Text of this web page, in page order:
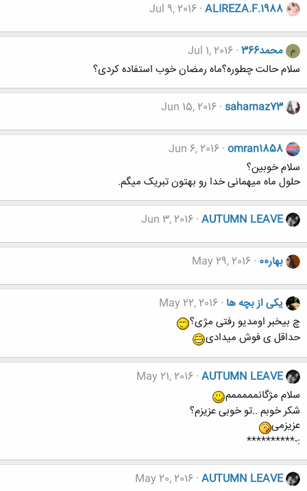
ALIREZA.F.1988
Jul 9, 2016
م محمد366
Jul 1, 2016
سلام حالت چطوره؟ماه رمضان خوب استفاده کردی؟
saharnaz73
Jun 15, 2016
omran1858
Jun 6, 2016
سلام خوبین؟
حلول ماه میهمانی خدا رو بهتون تبریک میگم.
AUTUMN LEAVE
Jun 3, 2016
بهار00 May 29, 2016
یکی از بچه ها May 22, 2016
چ بیخبر اومدیو رفتی مژی؟
حداقل ی فوش میدادی
AUTUMN LEAVE
May 21, 2016
سلام مژگانمممممم
شکر خوبم ..تو خوبی عزیزم؟
عزیزمی
:-**********
AUTUMN LEAVE
May 20, 2016